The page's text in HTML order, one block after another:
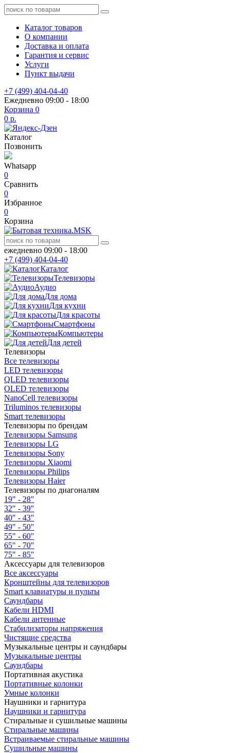
Каталог товаров
О компании
Доставка и оплата
Гарантия и сервис
Услуги
Пункт выдачи
+7 (499) 404-04-40
Ежедневно 09:00 - 18:00
Корзина 0
0 р.
Каталог
Позвонить
Whatsapp
0
Сравнить
0
Избранное
0
Корзина
ежедневно 09:00 - 18:00
+7 (499) 404-04-40
Каталог
Телевизоры
Аудио
Для дома
Для кухни
Для красоты
Смартфоны
Компьютеры
Для детей
Телевизоры
Все телевизоры
LED телевизоры
QLED телевизоры
OLED телевизоры
NanoCell телевизоры
Triluminos телевизоры
Smart телевизоры
Телевизоры по брендам
Телевизоры Samsung
Телевизоры LG
Телевизоры Sony
Телевизоры Xiaomi
Телевизоры Philips
Телевизоры Haier
Телевизоры по диагоналям
19" - 28"
32" - 39"
40" - 43"
49" - 50"
55" - 60"
65" - 70"
75" - 85"
Аксессуары для телевизоров
Все аксессуары
Кронштейны для телевизоров
Smart клавиатуры и пульты
Саундбары
Кабели HDMI
Кабели антенные
Стабилизаторы напряжения
Чистящие средства
Музыкальные центры и саундбары
Музыкальные центры
Саундбары
Портативная акустика
Портативные колонки
Умные колонки
Наушники и гарнитура
Наушники и гарнитура
Стиральные и сушильные машины
Стиральные машины
Встраиваемые стиральные машины
Сушильные машины